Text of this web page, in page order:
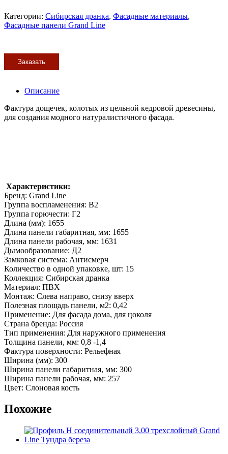
Категории: Сибирская дранка, Фасадные материалы,
Фасадные панели Grand Line
Заказать
Описание
Фактура дощечек, колотых из цельной кедровой древесины,
для создания модного натуралистичного фасада.
Характеристики:
Бренд: Grand Line
Группа воспламенения: В2
Группа горючести: Г2
Длина (мм): 1655
Длина панели габаритная, мм: 1655
Длина панели рабочая, мм: 1631
Дымообразование: Д2
Замковая система: Антисмерч
Количество в одной упаковке, шт: 15
Коллекция: Сибирская дранка
Материал: ПВХ
Монтаж: Слева направо, снизу вверх
Полезная площадь панели, м2: 0,42
Применение: Для фасада дома, для цоколя
Страна бренда: Россия
Тип применения: Для наружного применения
Толщина панели, мм: 0,8 -1,4
Фактура поверхности: Рельефная
Ширина (мм): 300
Ширина панели габаритная, мм: 300
Ширина панели рабочая, мм: 257
Цвет: Слоновая кость
Похожие